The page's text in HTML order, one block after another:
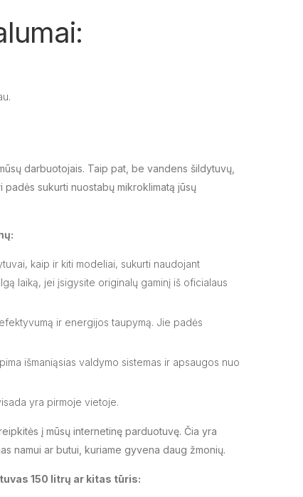
darbuotojais. Taip pat, be vandens šildytuvų,
padės sukurti nuostabų mikroklimatą jūsų
kaip ir kiti modeliai, sukurti naudojant
laiką, jei įsigysite originalų gaminį iš oficialaus
ir energijos taupymą. Jie padės
išmaniąsias valdymo sistemas ir apsaugos nuo
yra pirmoje vietoje.
į mūsų internetinę parduotuvę. Čia yra
namui ar butui, kuriame gyvena daug žmonių.
150 litrų ar kitas tūris: